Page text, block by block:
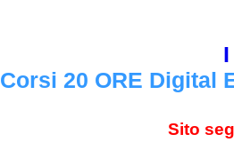
Corsi 20 ORE Digital
Sito